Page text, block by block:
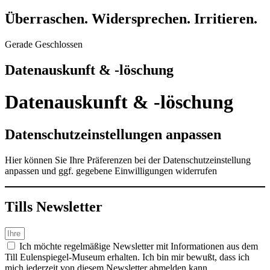
Überraschen. Widersprechen. Irritieren.
Gerade Geschlossen
Datenauskunft & -löschung
Datenauskunft & -löschung
Datenschutzeinstellungen anpassen
Hier können Sie Ihre Präferenzen bei der Datenschutzeinstellung
anpassen und ggf. gegebene Einwilligungen widerrufen
Tills News­letter
Ich möchte regelmäßige Newsletter mit Informationen aus dem
Till Eulenspiegel-Museum erhalten. Ich bin mir bewußt, dass ich